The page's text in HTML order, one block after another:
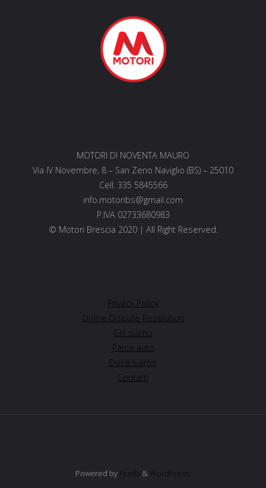
MOTORI DI NOVENTA MAURO
Via IV Novembre, 8 – San Zeno Naviglio (BS) – 25010
Cell. 335 5845566
info.motoribs@gmail.com
P.IVA 02733680983
© Motori Brescia 2020 | All Right Reserved.
Privacy Policy
Online Dispute Resolution
Chi siamo
Parco auto
Dove siamo
Contatti
Powered by Fluida & WordPress.